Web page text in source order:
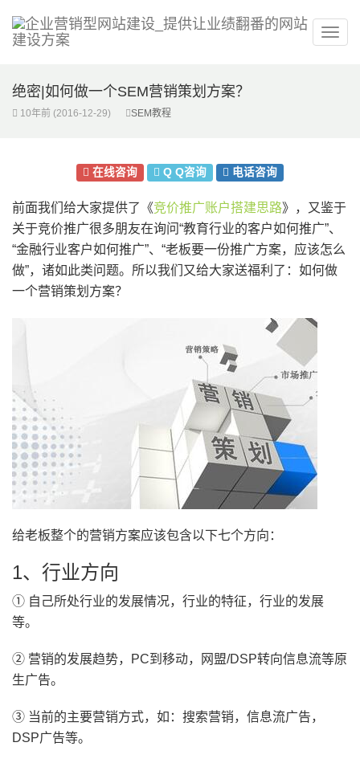
绝密|如何做一个SEM营销策划方案？
10年前 (2016-12-29) SEM教程
在线咨询 Q Q咨询 电话咨询
前面我们给大家提供了《竞价推广账户搭建思路》，又鉴于
关于竞价推广很多朋友在询问“教育行业的客户如何推广”、
“金融行业客户如何推广”、“老板要一份推广方案，应该怎么
做”，诸如此类问题。所以我们又给大家送福利了：如何做
一个营销策划方案？
给老板整个的营销方案应该包含以下七个方向：
1、行业方向
① 自己所处行业的发展情况，行业的特征，行业的发展
等。
② 营销的发展趋势，PC到移动，网盟/DSP转向信息流等原
生广告。
③ 当前的主要营销方式，如：搜索营销，信息流广告，
DSP广告等。